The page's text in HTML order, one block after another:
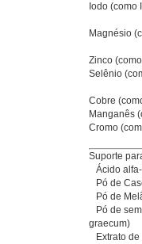
Iodo (como
Magnésio
Zinco
Selênio
Cobre
Manganês
Cromo
Suporte
Ácido
Pó de
Pó de
Pó de
graecum)
Extrato de